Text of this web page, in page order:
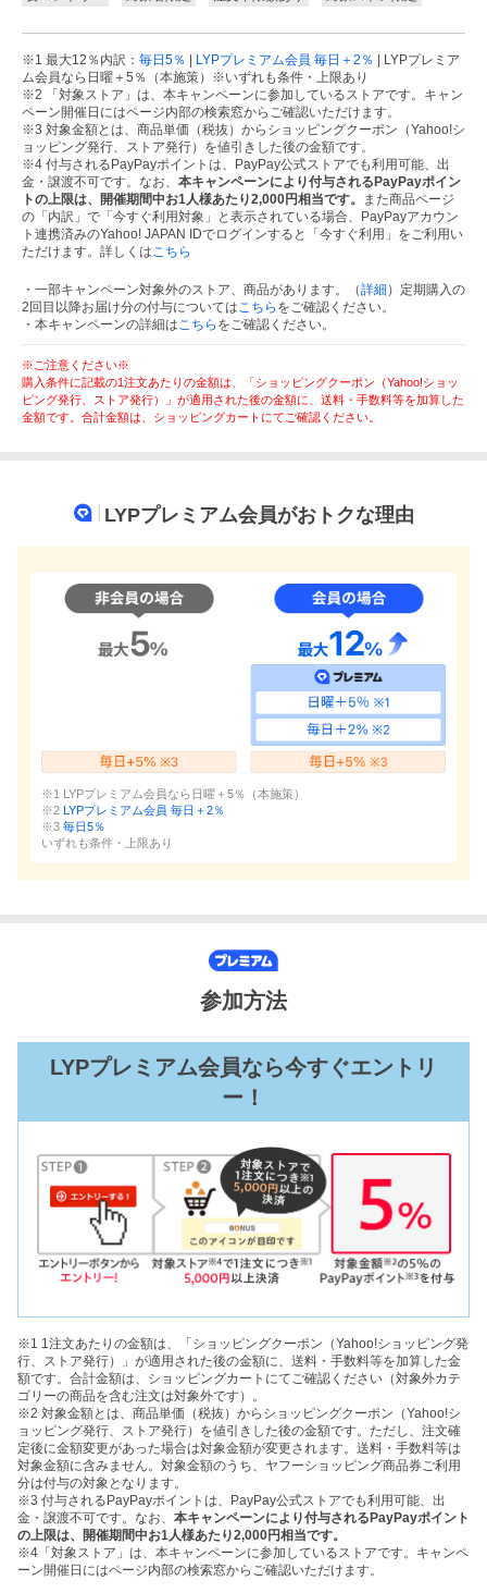
※1 最大12％内訳： 毎日5％ | LYPプレミアム会員 毎日＋2％ | LYPプレミア
ム会員なら日曜＋5％（本施策）※いずれも条件・上限あり
※2 「対象ストア」は、本キャンペーンに参加しているストアです。キャン
ペーン開催日にはページ内部の検索窓からご確認いただけます。
※3 対象金額とは、商品単価（税抜）からショッピングクーポン（Yahoo!シ
ョッピング発行、ストア発行）を値引きした後の金額です。
※4 付与されるPayPayポイントは、PayPay公式ストアでも利用可能、出
金・譲渡不可です。なお、 本キャンペーンにより付与されるPayPayポイン
トの上限は、開催期間中お1人様あたり2,000円相当です。
また商品ページ
の「内訳」で「今すぐ利用対象」と表示されている場合、PayPayアカウン
ト連携済みのYahoo! JAPAN IDでログインすると「今すぐ利用」をご利用い
ただけます。詳しくは こちら
・一部キャンペーン対象外のストア、商品があります。（詳細 ）定期購入の
2回目以降お届け分の付与については こちら をご確認ください。
・本キャンペーンの詳細は こちら をご確認ください。
※ご注意ください※
購入条件に記載の1注文あたりの金額は、「ショッピングクーポン（Yahoo!ショッ
ピング発行、ストア発行）」が適用された後の金額に、送料・手数料等を加算した
金額です。合計金額は、ショッピングカートにてご確認ください。
LYPプレミアム会員がおトクな理由
※1 LYPプレミアム会員なら日曜＋5％（本施策）
※2
LYPプレミアム会員 毎日＋2％
※3 毎日5％
いずれも条件・上限あり
参加方法
LYPプレミアム会員なら今すぐエントリ
ー！
※1 1注文あたりの金額は、「ショッピングクーポン（Yahoo!ショッピング発
行、ストア発行）」が適用された後の金額に、送料・手数料等を加算した金
額です。合計金額は、ショッピングカートにてご確認ください（対象外カテ
ゴリーの商品を含む注文は対象外です）。
※2 対象金額とは、商品単価（税抜）からショッピングクーポン（Yahoo!シ
ョッピング発行、ストア発行）を値引きした後の金額です。ただし、注文確
定後に金額変更があった場合は対象金額が変更されます。送料・手数料等は
対象金額に含みません。対象金額のうち、ヤフーショッピング商品券ご利用
分は付与の対象となります。
※3 付与されるPayPayポイントは、PayPay公式ストアでも利用可能、出
金・譲渡不可です。なお、 本キャンペーンにより付与されるPayPayポイント
の上限は、開催期間中お1人様あたり2,000円相当です。
※4「対象ストア」は、本キャンペーンに参加しているストアです。キャンペ
ーン開催日にはページ内部の検索窓からご確認いただけます。